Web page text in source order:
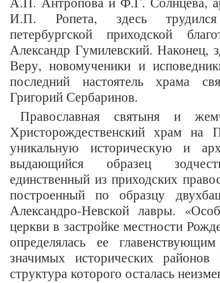
И.П. Ропета, здесь
петербургской приходской
Александр Гумилевский. Наконец,
Веру, новомученики и
последний настоятель храма
Григорий Сербаринов.
Православная святыня и
Христорождественский храм на
уникальную историческую и
выдающийся образец
единственный из приходских
построенный по образцу
Александро-Невской лавры.
церкви в застройке местности
определялась ее
значимых исторических районов
структура которого осталась